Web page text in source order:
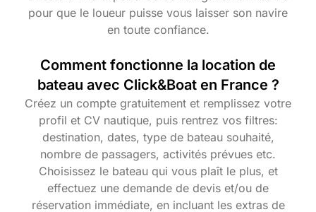
pour que le loueur puisse vous laisser son navire
en toute confiance.
Comment fonctionne la location de
bateau avec Click&Boat en France ?
Créez un compte gratuitement et remplissez votre
profil et CV nautique, puis rentrez vos filtres:
destination, dates, type de bateau souhaité,
nombre de passagers, activités prévues etc.
Choisissez le bateau qui vous plaît le plus, et
effectuez une demande de devis et/ou de
réservation immédiate, en incluant les extras de